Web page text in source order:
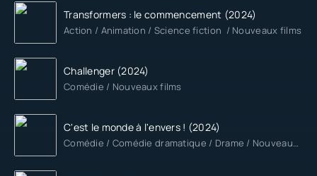
Transformers : le commencement (2024)
Action / Animation / Science fiction / Nouveaux films
Challenger (2024)
Comédie / Nouveaux films
C'est le monde à l'envers ! (2024)
Comédie / Comédie dramatique / Drame / Nouveaux films